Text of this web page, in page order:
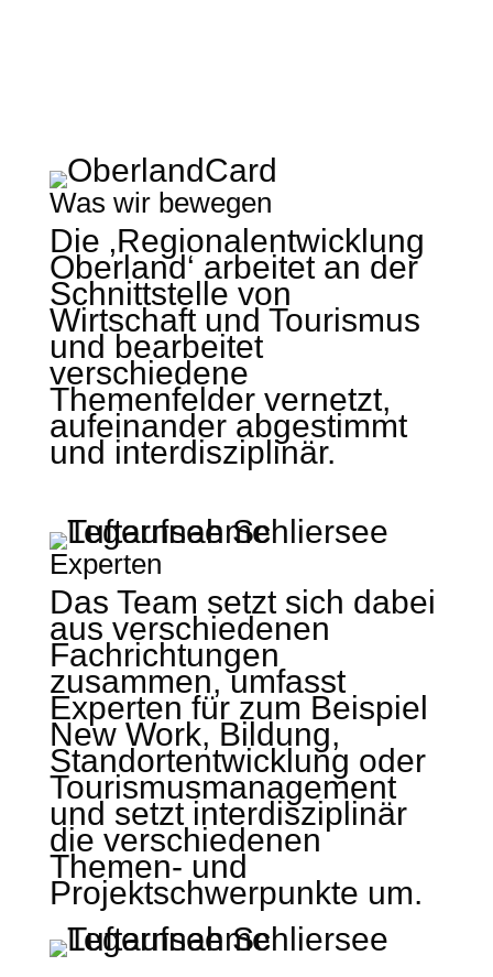
Was wir bewegen
Die ‚Regionalentwicklung
Oberland‘ arbeitet an der
Schnittstelle von
Wirtschaft und Tourismus
und bearbeitet
verschiedene
Themenfelder vernetzt,
aufeinander abgestimmt
und interdisziplinär.
Experten
Das Team setzt sich dabei
aus verschiedenen
Fachrichtungen
zusammen, umfasst
Experten für zum Beispiel
New Work, Bildung,
Standortentwicklung oder
Tourismusmanagement
und setzt interdisziplinär
die verschiedenen
Themen- und
Projektschwerpunkte um.